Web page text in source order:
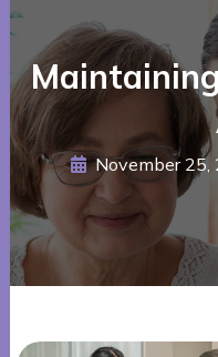
November 25,